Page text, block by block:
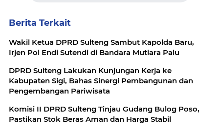
Berita Terkait
Wakil Ketua DPRD Sulteng Sambut Kapolda Baru,
Irjen Pol Endi Sutendi di Bandara Mutiara Palu
DPRD Sulteng Lakukan Kunjungan Kerja ke
Kabupaten Sigi, Bahas Sinergi Pembangunan dan
Pengembangan Pariwisata
Komisi II DPRD Sulteng Tinjau Gudang Bulog Poso,
Pastikan Stok Beras Aman dan Harga Stabil